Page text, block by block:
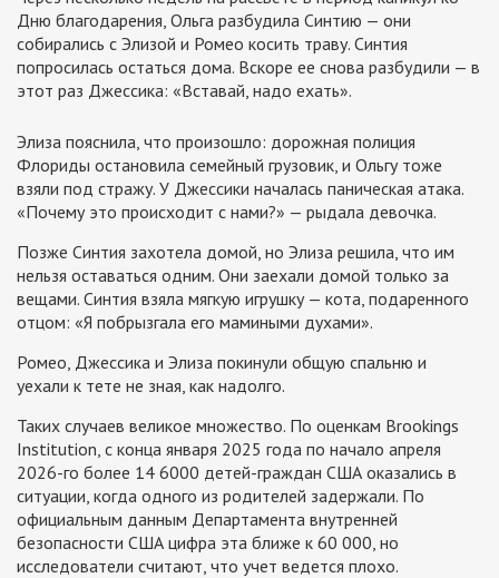
Дню благодарения, Ольга разбудила Синтию — они
собирались с Элизой и Ромео косить траву. Синтия
попросилась остаться дома. Вскоре ее снова разбудили — в
этот раз Джессика: «Вставай, надо ехать».
Элиза пояснила, что произошло: дорожная полиция
Флориды остановила семейный грузовик, и Ольгу тоже
взяли под стражу. У Джессики началась паническая атака.
«Почему это происходит с нами?» — рыдала девочка.
Позже Синтия захотела домой, но Элиза решила, что им
нельзя оставаться одним. Они заехали домой только за
вещами. Синтия взяла мягкую игрушку — кота, подаренного
отцом: «Я побрызгала его мамиными духами».
Ромео, Джессика и Элиза покинули общую спальню и
уехали к тете не зная, как надолго.
Таких случаев великое множество. По оценкам Brookings
Institution, с конца января 2025 года по начало апреля
2026-го более 14 6000 детей-граждан США оказались в
ситуации, когда одного из родителей задержали. По
официальным данным Департамента внутренней
безопасности США цифра эта ближе к 60 000, но
исследователи считают, что учет ведется плохо.